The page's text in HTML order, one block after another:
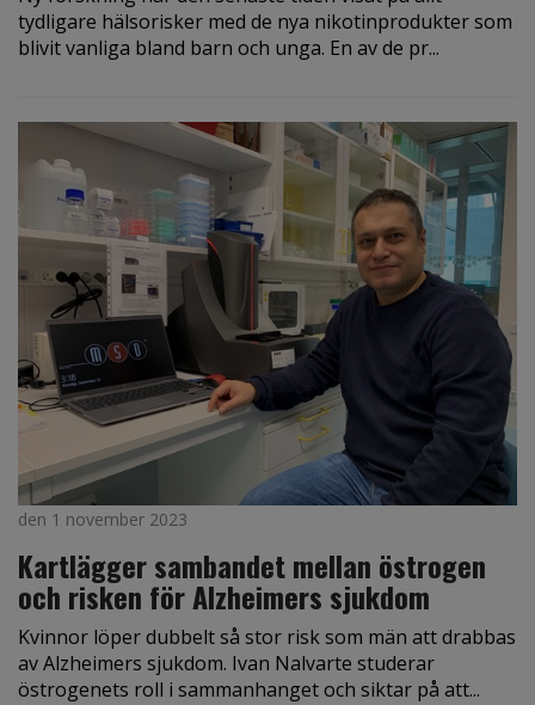
tydligare hälsorisker med de nya nikotinprodukter som
blivit vanliga bland barn och unga. En av de pr...
den 1 november 2023
Kartlägger sambandet mellan östrogen
och risken för Alzheimers sjukdom
Kvinnor löper dubbelt så stor risk som män att drabbas
av Alzheimers sjukdom. Ivan Nalvarte studerar
östrogenets roll i sammanhanget och siktar på att...